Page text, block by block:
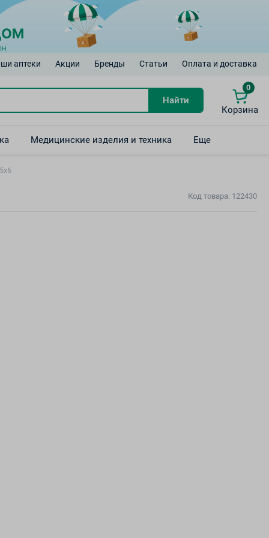
аптеки Акции Бренды Статьи Оплата и доставка
Найти
0
Корзина
Медицинские изделия и техника Еще
Код товара: 122430